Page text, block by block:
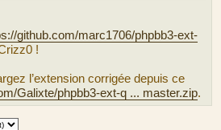
github.com/marc1706/phpbb3-ext-
!
l’extension corrigée depuis ce
Galixte/phpbb3-ext-q ... master.zip.